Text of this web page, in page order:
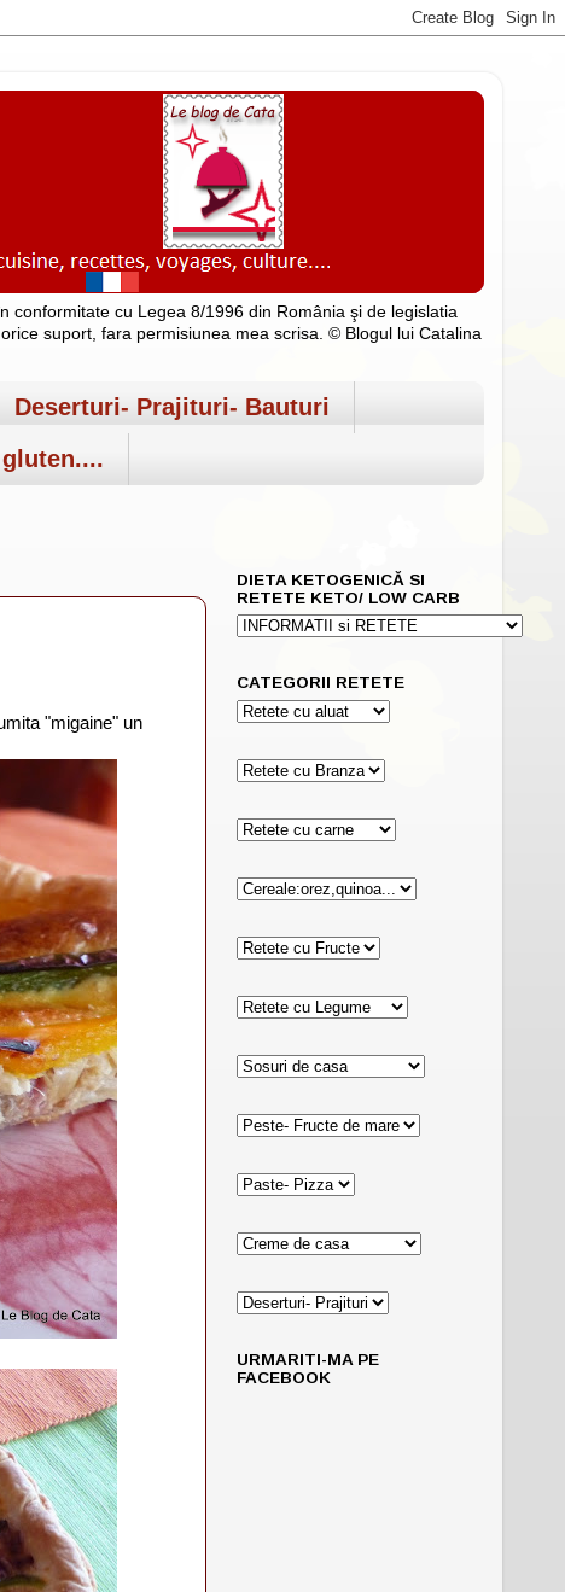
cu Legea 8/1996 din România şi de legislatia
suport, fara permisiunea mea scrisa. © Blogul lui Catalina
Deserturi- Prajituri- Bauturi
"migaine" un
DIETA KETOGENICĂ SI
RETETE KETO/ LOW CARB
CATEGORII RETETE
URMARITI-MA PE
FACEBOOK